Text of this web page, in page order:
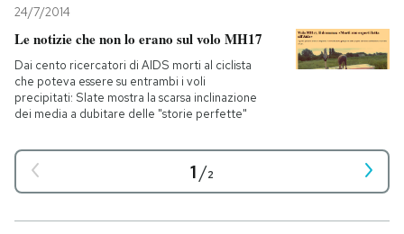
24/7/2014
Le notizie che non lo erano sul volo MH17
Dai cento ricercatori di AIDS morti al ciclista
che poteva essere su entrambi i voli
precipitati: Slate mostra la scarsa inclinazione
dei media a dubitare delle "storie perfette"
1/2